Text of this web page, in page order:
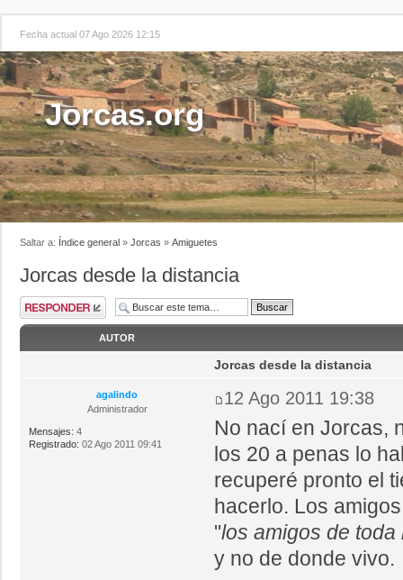
Fecha actual 07 Ago 2026 12:15
Jorcas.org
Saltar a: Índice general » Jorcas » Amiguetes
Jorcas desde la distancia
AUTOR
agalindo
Administrador
Mensajes: 4
Registrado: 02 Ago 2011 09:41
Jorcas desde la distancia
12 Ago 2011 19:38
No nací en Jorcas,
los 20 a penas lo
recuperé pronto el
hacerlo. Los
"los amigos de toda
y no de donde vivo.